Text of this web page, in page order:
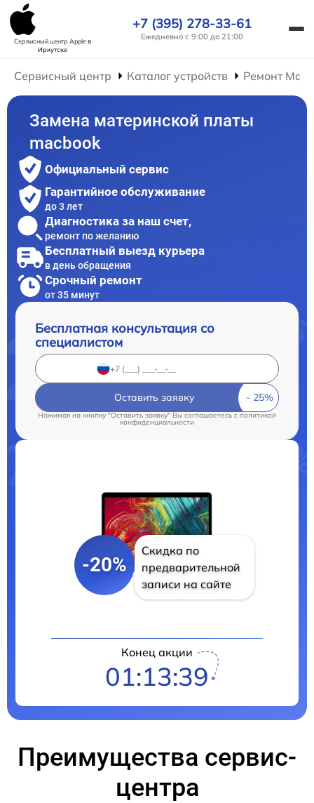
Сервисный центр Appleв
Иркутске
+7 (395) 278-33-61
Ежедневно с 9:00 до 21:00
Сервисный центр Каталог устройств Ремонт
Замена материнской платы
macbook
Официальный сервис
Гарантийное обслуживание
до 3 лет
Диагностика за наш счет,
ремонт по желанию
Бесплатный выезд курьера
в день обращения
Срочный ремонт
от 35 минут
Бесплатная консультация со
специалистом
Оставить заявку
Нажимая на кнопку "Оставить заявку" Вы соглашаетесь cполитикой
конфиденциальности
-20%
Скидка по
предварительной
записи на сайте
Конец акции
01:13:39
Преимущества сервис-
центра